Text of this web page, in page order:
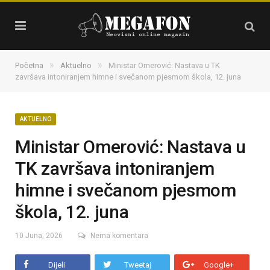
Početna » Aktuelno »
Ministar Omerović: Nastava u TK
završava intoniranjem himne i svečanom pjesmom škola, 12. juna
AKTUELNO
Ministar Omerović: Nastava u
TK završava intoniranjem
himne i svečanom pjesmom
škola, 12. juna
10 Juna, 2026 Nema komentara
Dijeli Tweetaj Google+